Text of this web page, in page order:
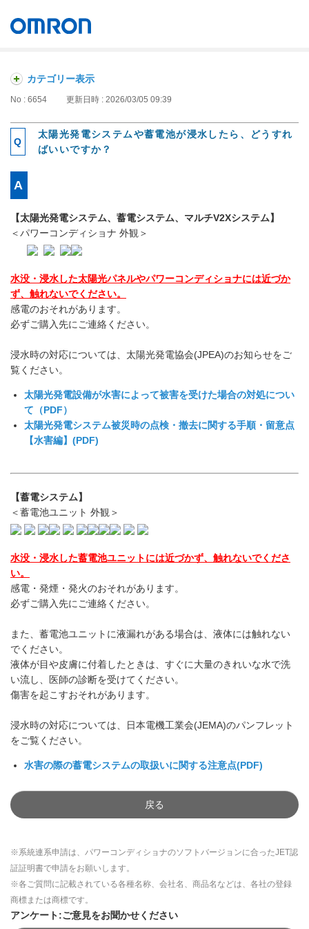
カテゴリー表示
No : 6654 更新日時 : 2026/03/05 09:39
太陽光発電システムや蓄電池が浸水したら、どうすれ
ばいいですか？
【太陽光発電システム、蓄電システム、マルチV2Xシステム】
＜パワーコンディショナ 外観＞
水没・浸水した太陽光パネルやパワーコンディショナには近づか
ず、触れないでください。
感電のおそれがあります。
必ずご購入先にご連絡ください。
浸水時の対応については、太陽光発電協会(JPEA)のお知らせをご
覧ください。
太陽光発電設備が水害によって被害を受けた場合の対処につい
て（PDF）
太陽光発電システム被災時の点検・撤去に関する手順・留意点
【水害編】(PDF)
【蓄電システム】
＜蓄電池ユニット 外観＞
水没・浸水した蓄電池ユニットには近づかず、触れないでくださ
い。
感電・発煙・発火のおそれがあります。
必ずご購入先にご連絡ください。
また、蓄電池ユニットに液漏れがある場合は、液体には触れない
でください。
液体が目や皮膚に付着したときは、すぐに大量のきれいな水で洗
い流し、医師の診断を受けてください。
傷害を起こすおそれがあります。
浸水時の対応については、日本電機工業会(JEMA)のパンフレット
をご覧ください。
水害の際の蓄電システムの取扱いに関する注意点(PDF)
戻る
※系統連系申請は、パワーコンディショナのソフトバージョンに合ったJET認
証証明書で申請をお願いします。
※各ご質問に記載されている各種名称、会社名、商品名などは、各社の登録
商標または商標です。
アンケート:ご意見をお聞かせください